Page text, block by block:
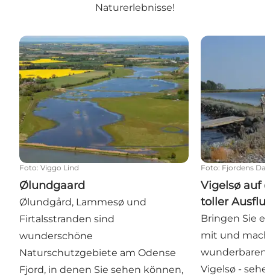
Naturerlebnisse!
Ølundgaard
Foto: Viggo Lind
Ølundgaard
Ølundgård, Lammesø und
Firtalsstranden sind
wunderschöne
Naturschutzgebiete am Odense
Fjord, in denen Sie sehen können,
Vigelsø auf
Foto: Fjordens
Vigelsø auf
toller
Bringen Sie
mit und
wunderbaren
Vigelsø -